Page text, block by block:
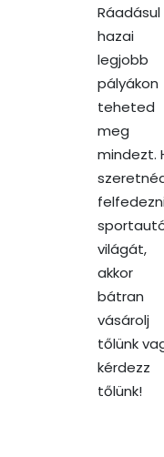
Ráadásul
hazai
legjobb
pályákon
teheted
meg
mindezt.
világát,
akkor
bátran
vásárolj
tőlünk
kérdezz
tőlünk!